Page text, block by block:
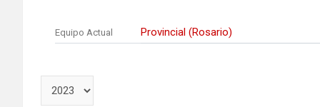
Equipo Actual Provincial (Rosario)